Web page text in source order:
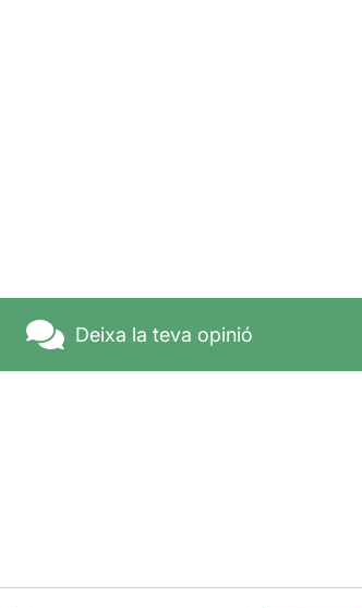
Deixa la teva opinió